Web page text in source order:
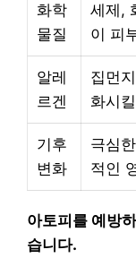
화학
물질
세제,
이 피
알레
르겐
집먼
화시
기후
변화
극심
적인
아토피를 예방
습니다.